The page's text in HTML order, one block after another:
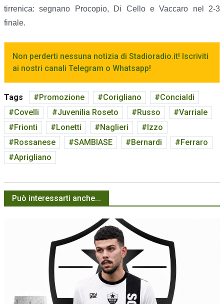
tirrenica: segnano Procopio, Di Cello e Vaccaro nel 2-3
finale.
Non perderti nessuna notizia di Stadioradio.it! Iscriviti
ai nostri canali Telegram o Whatsapp!
Tags Promozione Corigliano
Concialdi
Covelli
Juvenilia Roseto Russo
Varriale
Frionti
Lonetti Naglieri
Izzo
Rossanese
SAMBIASE Bernardi
Ferraro
Aprigliano
Può interessarti anche...